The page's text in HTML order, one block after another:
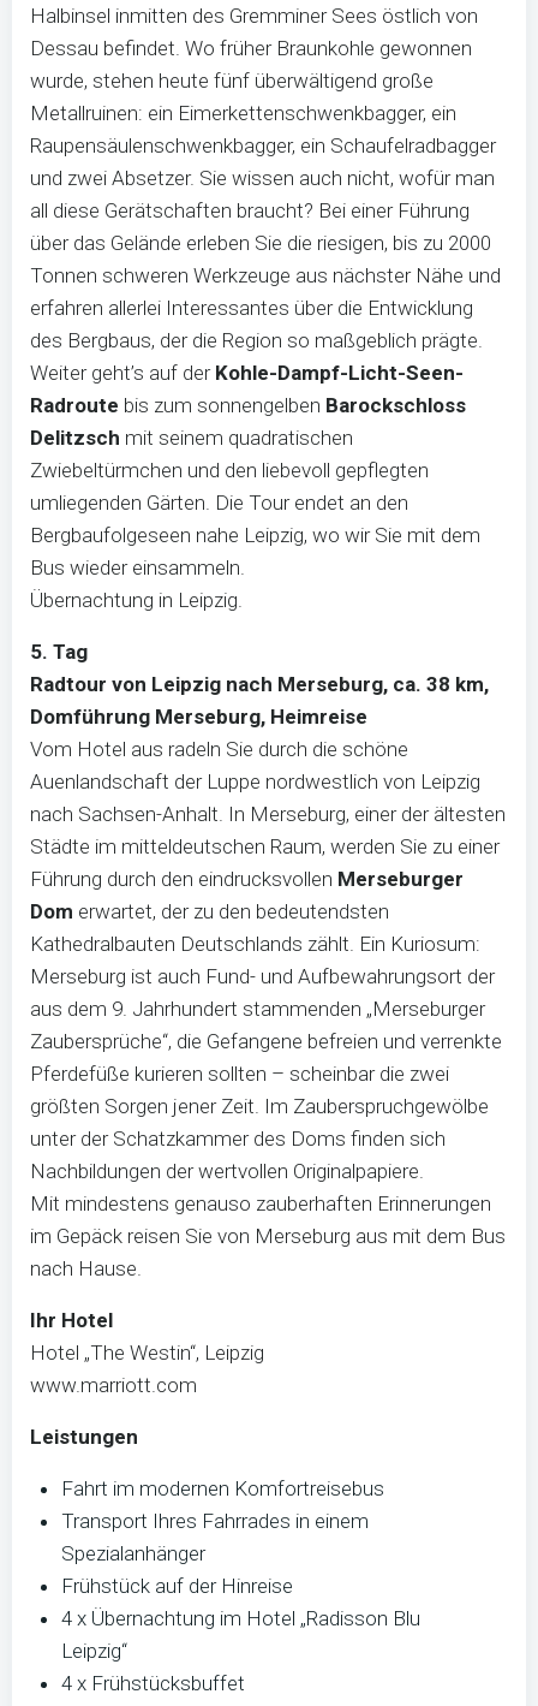
Halbinsel inmitten des Gremminer Sees östlich von
Dessau befindet. Wo früher Braunkohle gewonnen
wurde, stehen heute fünf überwältigend große
Metallruinen: ein Eimerkettenschwenkbagger, ein
Raupensäulenschwenkbagger, ein Schaufelradbagger
und zwei Absetzer. Sie wissen auch nicht, wofür man
all diese Gerätschaften braucht? Bei einer Führung
über das Gelände erleben Sie die riesigen, bis zu 2000
Tonnen schweren Werkzeuge aus nächster Nähe und
erfahren allerlei Interessantes über die Entwicklung
des Bergbaus, der die Region so maßgeblich prägte.
Weiter geht’s auf der Kohle-Dampf-Licht-Seen-
Radroute bis zum sonnengelben Barockschloss
Delitzsch mit seinem quadratischen
Zwiebeltürmchen und den liebevoll gepflegten
umliegenden Gärten. Die Tour endet an den
Bergbaufolgeseen nahe Leipzig, wo wir Sie mit dem
Bus wieder einsammeln.
Übernachtung in Leipzig.
5. Tag
Radtour von Leipzig nach Merseburg, ca. 38 km,
Domführung Merseburg, Heimreise
Vom Hotel aus radeln Sie durch die schöne
Auenlandschaft der Luppe nordwestlich von Leipzig
nach Sachsen-Anhalt. In Merseburg, einer der ältesten
Städte im mitteldeutschen Raum, werden Sie zu einer
Führung durch den eindrucksvollen Merseburger
Dom erwartet, der zu den bedeutendsten
Kathedralbauten Deutschlands zählt. Ein Kuriosum:
Merseburg ist auch Fund- und Aufbewahrungsort der
aus dem 9. Jahrhundert stammenden „Merseburger
Zaubersprüche“, die Gefangene befreien und verrenkte
Pferdefüße kurieren sollten – scheinbar die zwei
größten Sorgen jener Zeit. Im Zauberspruchgewölbe
unter der Schatzkammer des Doms finden sich
Nachbildungen der wertvollen Originalpapiere.
Mit mindestens genauso zauberhaften Erinnerungen
im Gepäck reisen Sie von Merseburg aus mit dem Bus
nach Hause.
Ihr Hotel
Hotel „The Westin“, Leipzig
www.marriott.com
Leistungen
Fahrt im modernen Komfortreisebus
Transport Ihres Fahrrades in einem
Spezialanhänger
Frühstück auf der Hinreise
4 x Übernachtung im Hotel „Radisson Blu
Leipzig“
4 x Frühstücksbuffet